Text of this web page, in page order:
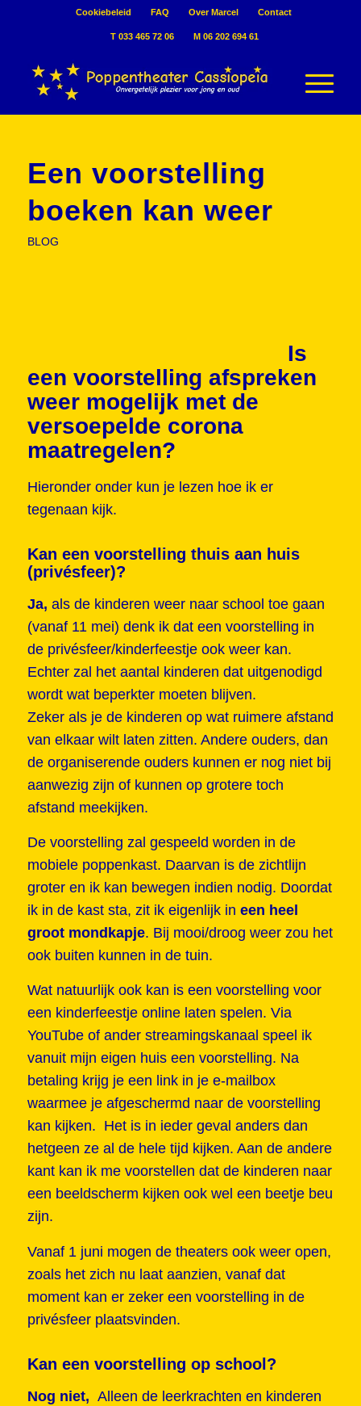
Cookiebeleid FAQ Over Marcel Contact
T 033 465 72 06 M 06 202 694 61
Een voorstelling
boeken kan weer
BLOG
Is
een voorstelling afspreken
weer mogelijk met de
versoepelde corona
maatregelen?
Hieronder onder kun je lezen hoe ik er
tegenaan kijk.
Kan een voorstelling thuis aan huis
(privésfeer)?
Ja, als de kinderen weer naar school toe gaan
(vanaf 11 mei) denk ik dat een voorstelling in
de privésfeer/kinderfeestje ook weer kan.
Echter zal het aantal kinderen dat uitgenodigd
wordt wat beperkter moeten blijven.
Zeker als je de kinderen op wat ruimere afstand
van elkaar wilt laten zitten. Andere ouders, dan
de organiserende ouders kunnen er nog niet bij
aanwezig zijn of kunnen op grotere toch
afstand meekijken.
De voorstelling zal gespeeld worden in de
mobiele poppenkast. Daarvan is de zichtlijn
groter en ik kan bewegen indien nodig. Doordat
ik in de kast sta, zit ik eigenlijk in een heel
groot mondkapje. Bij mooi/droog weer zou het
ook buiten kunnen in de tuin.
Wat natuurlijk ook kan is een voorstelling voor
een kinderfeestje online laten spelen. Via
YouTube of ander streamingskanaal speel ik
vanuit mijn eigen huis een voorstelling. Na
betaling krijg je een link in je e-mailbox
waarmee je afgeschermd naar de voorstelling
kan kijken. Het is in ieder geval anders dan
hetgeen ze al de hele tijd kijken. Aan de andere
kant kan ik me voorstellen dat de kinderen naar
een beeldscherm kijken ook wel een beetje beu
zijn.
Vanaf 1 juni mogen de theaters ook weer open,
zoals het zich nu laat aanzien, vanaf dat
moment kan er zeker een voorstelling in de
privésfeer plaatsvinden.
Kan een voorstelling op school?
Nog niet, Alleen de leerkrachten en kinderen